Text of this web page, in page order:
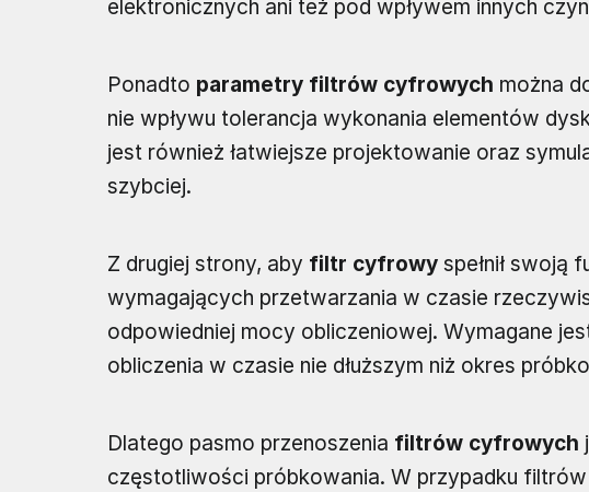
elektronicznych ani też pod wpływem innych
Ponadto parametry filtrów cyfrowych można
nie wpływu tolerancja wykonania elementów
jest również łatwiejsze projektowanie oraz
szybciej.
Z drugiej strony, aby filtr cyfrowy spełnił swoją
wymagających przetwarzania w czasie
odpowiedniej mocy obliczeniowej. Wymagane
obliczenia w czasie nie dłuższym niż okres
Dlatego pasmo przenoszenia filtrów cyfrowych
częstotliwości próbkowania. W przypadku